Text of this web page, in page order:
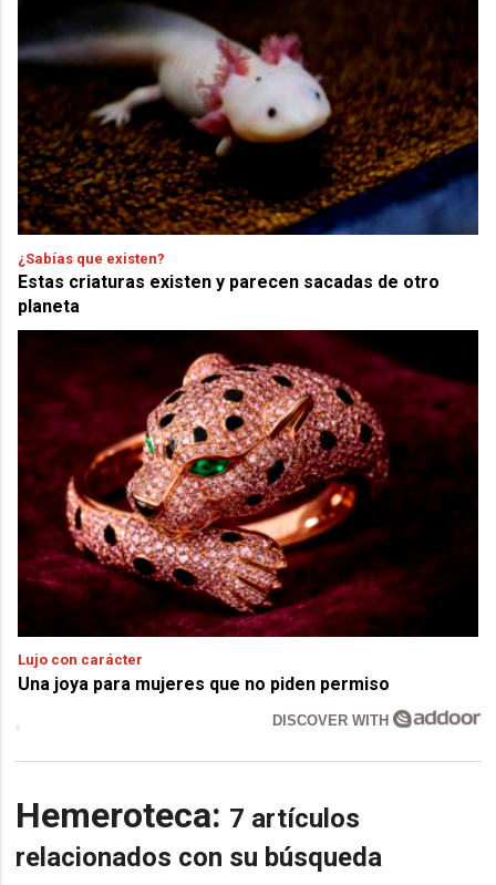
¿Sabías que existen?
Estas criaturas existen y parecen sacadas de otro
planeta
Lujo con carácter
Una joya para mujeres que no piden permiso
DISCOVER WITH
Hemeroteca: 7 artículos
relacionados con su búsqueda